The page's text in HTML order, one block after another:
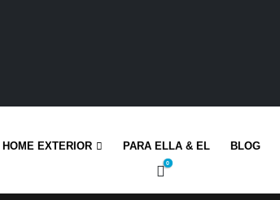
HOME EXTERIOR PARA ELLA & EL BLOG
0